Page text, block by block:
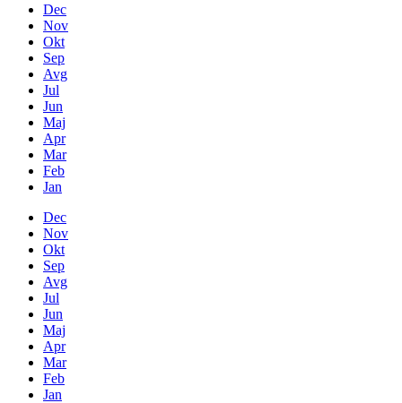
Dec
Nov
Okt
Sep
Avg
Jul
Jun
Maj
Apr
Mar
Feb
Jan
Dec
Nov
Okt
Sep
Avg
Jul
Jun
Maj
Apr
Mar
Feb
Jan